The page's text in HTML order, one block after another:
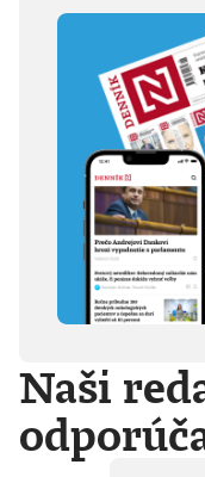
ľudia,
vedú
dialóg o
stave
okrem
punk,
Sex
Hegela,
lásku,
class,
Naši